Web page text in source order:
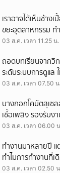
เราอาจได้เห็นช้า
ขยะอุตสาหกรรม ท
เปื้อน
03 ส.ค. เวลา 11.25 น.
ถอดบทเรียนจากวิ
ระดับระบบการดูแล
03 ส.ค. เวลา 07.50
บางกอกโคมัตสุเซ
เชื้อเพลิง รองรับ
เครื่องจักรผ่านดาวเ
03 ส.ค. เวลา 06.00
ทำงานมาหลายปี
ทำไมการทำงานที่
03 ส.ค. เวลา 02.50